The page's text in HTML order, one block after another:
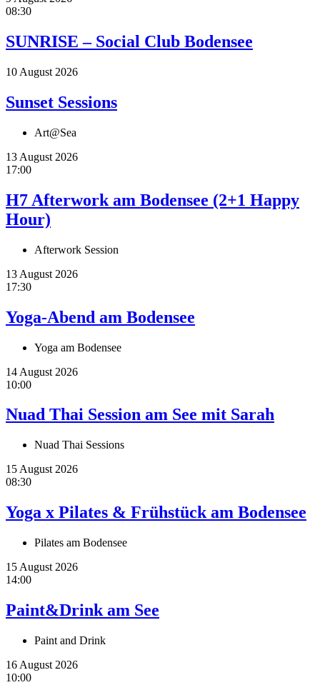
08:30
SUNRISE – Social Club Bodensee
10 August 2026
Sunset Sessions
Art@Sea
13 August 2026
17:00
H7 Afterwork am Bodensee (2+1 Happy
Hour)
Afterwork Session
13 August 2026
17:30
Yoga-Abend am Bodensee
Yoga am Bodensee
14 August 2026
10:00
Nuad Thai Session am See mit Sarah
Nuad Thai Sessions
15 August 2026
08:30
Yoga x Pilates & Frühstück am Bodensee
Pilates am Bodensee
15 August 2026
14:00
Paint&Drink am See
Paint and Drink
16 August 2026
10:00